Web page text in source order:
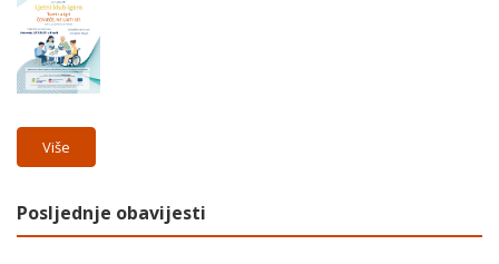
Više
Posljednje obavijesti